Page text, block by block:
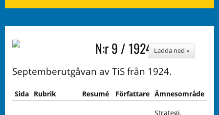
N:r 9 / 1924 Ladda ned »
Septemberutgåvan av TiS från 1924.
Sida Rubrik Resumé Författare Ämnesområde
Strategi,